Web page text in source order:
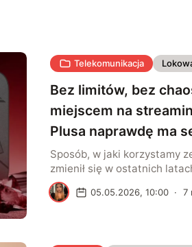
Telekomunikacja
Bez limitów, bez
miejscem na
Plusa naprawdę ma
Sposób, w jaki korzystamy
zmienił się w ostatnich
wielu z nas chce niekiedy
niedawno był to sprzęt
M 05.05.2026, 10:00 · 7